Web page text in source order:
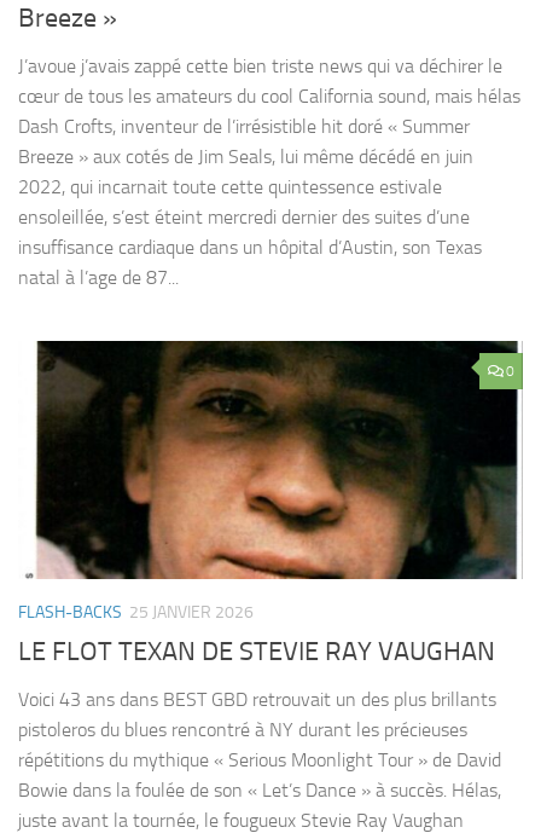
Breeze »
J’avoue j’avais zappé cette bien triste news qui va déchirer le
cœur de tous les amateurs du cool California sound, mais hélas
Dash Crofts, inventeur de l’irrésistible hit doré « Summer
Breeze » aux cotés de Jim Seals, lui même décédé en juin
2022, qui incarnait toute cette quintessence estivale
ensoleillée, s’est éteint mercredi dernier des suites d’une
insuffisance cardiaque dans un hôpital d’Austin, son Texas
natal à l’age de 87...
0
FLASH-BACKS 25 JANVIER 2026
LE FLOT TEXAN DE STEVIE RAY VAUGHAN
Voici 43 ans dans BEST GBD retrouvait un des plus brillants
pistoleros du blues rencontré à NY durant les précieuses
répétitions du mythique « Serious Moonlight Tour » de David
Bowie dans la foulée de son « Let’s Dance » à succès. Hélas,
juste avant la tournée, le fougueux Stevie Ray Vaughan